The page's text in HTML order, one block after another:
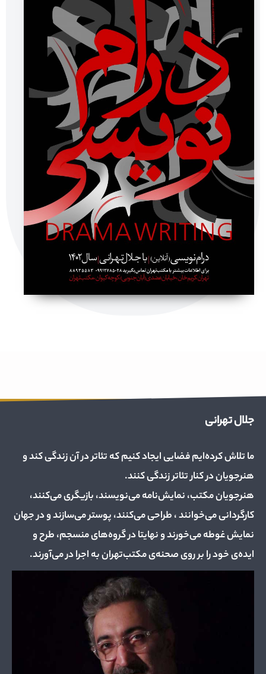
جلال تهرانی
ما تلاش کرده‌ایم فضایی ایجاد کنیم که تئاتر در آن زندگی کند و
هنرجویان در کنار تئاتر زندگی کنند.
هنرجویان مکتب، نمایش‌نامه می‌نویسند، بازیگری می‌کنند،
کارگردانی می‌خوانند ، طراحی می‌کنند، پوستر می‌سازند و در جهان
نمایش غوطه می‌خورند و نهایتا در گروه‌های منسجم، طرح و
ایده‌ی خود را بر روی صحنه‌ی مکتب‌تهران به اجرا در می‌آورند.